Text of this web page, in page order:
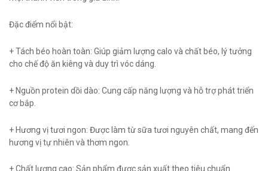
Đặc điểm nổi bật:
+ Tách béo hoàn toàn: Giúp giảm lượng calo và chất béo, lý tưởng
cho chế độ ăn kiêng và duy trì vóc dáng.
+ Nguồn protein dồi dào: Cung cấp năng lượng và hỗ trợ phát triển
cơ bắp.
+ Hương vị tươi ngon: Được làm từ sữa tươi nguyên chất, mang đến
hương vị tự nhiên và thơm ngon.
+ Chất lượng cao: Sản phẩm được sản xuất theo tiêu chuẩn